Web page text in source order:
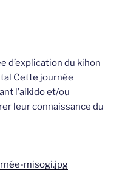
d’explication du kihon
Cette journée
l’aikido et/ou
leur connaissance du
misogi.jpg